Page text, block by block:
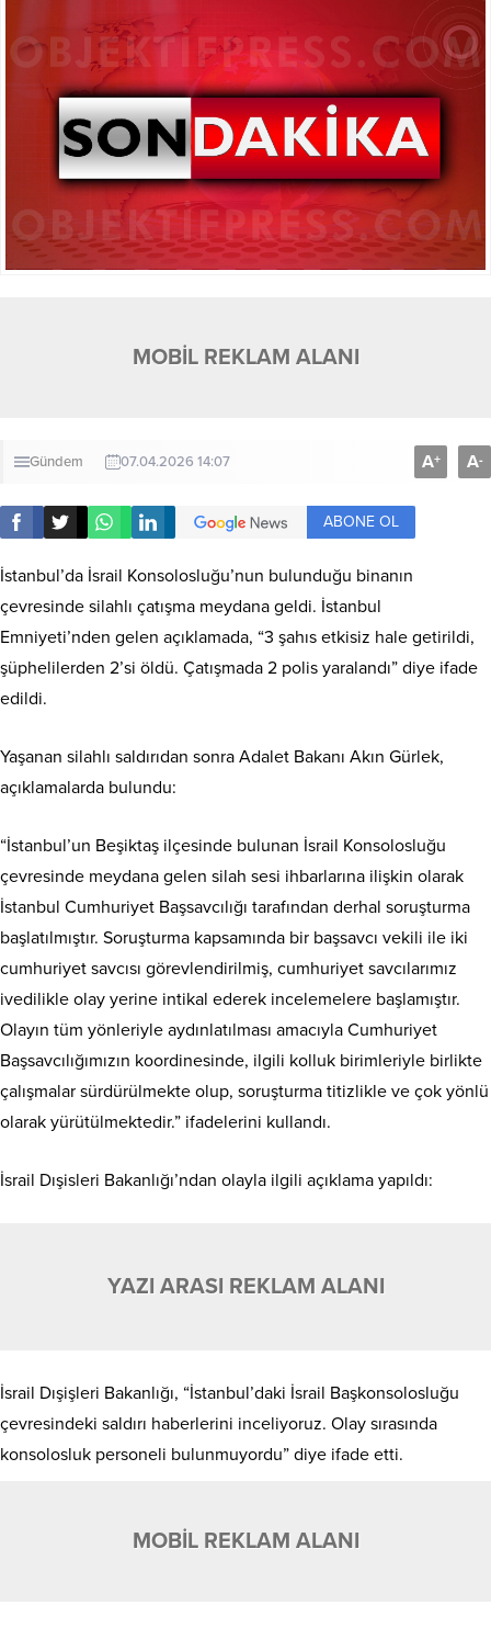
MOBİL REKLAM ALANI
Gündem 07.04.2026 14:07 A+ A-
ABONE OL
İstanbul’da İsrail Konsolosluğu’nun bulunduğu binanın
çevresinde silahlı çatışma meydana geldi. İstanbul
Emniyeti’nden gelen açıklamada, “3 şahıs etkisiz hale getirildi,
şüphelilerden 2’si öldü. Çatışmada 2 polis yaralandı” diye ifade
edildi.
Yaşanan silahlı saldırıdan sonra Adalet Bakanı Akın Gürlek,
açıklamalarda bulundu:
“İstanbul’un Beşiktaş ilçesinde bulunan İsrail Konsolosluğu
çevresinde meydana gelen silah sesi ihbarlarına ilişkin olarak
İstanbul Cumhuriyet Başsavcılığı tarafından derhal soruşturma
başlatılmıştır. Soruşturma kapsamında bir başsavcı vekili ile iki
cumhuriyet savcısı görevlendirilmiş, cumhuriyet savcılarımız
ivedilikle olay yerine intikal ederek incelemelere başlamıştır.
Olayın tüm yönleriyle aydınlatılması amacıyla Cumhuriyet
Başsavcılığımızın koordinesinde, ilgili kolluk birimleriyle birlikte
çalışmalar sürdürülmekte olup, soruşturma titizlikle ve çok yönlü
olarak yürütülmektedir.” ifadelerini kullandı.
İsrail Dışisleri Bakanlığı’ndan olayla ilgili açıklama yapıldı:
YAZI ARASI REKLAM ALANI
İsrail Dışişleri Bakanlığı, “İstanbul’daki İsrail Başkonsolosluğu
çevresindeki saldırı haberlerini inceliyoruz. Olay sırasında
konsolosluk personeli bulunmuyordu” diye ifade etti.
MOBİL REKLAM ALANI